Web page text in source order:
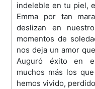
indeleble en tu piel,
Emma por tan
deslizan en
momentos de
nos deja un amor
Auguró éxito en
muchos más los
hemos vivido,